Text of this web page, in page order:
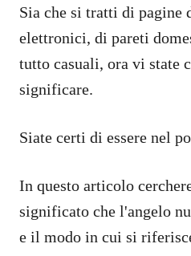
Sia che si tratti di
elettronici, di pareti
tutto casuali, ora vi state
significare.
Siate certi di essere nel
In questo articolo
significato che l'angelo
e il modo in cui si